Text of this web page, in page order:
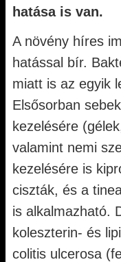
hatása is van.
A növény híres
hatással bír.
miatt is az egyik
Elsősorban
kezelésére
valamint nemi
kezelésére is
ciszták, és a
is alkalmazható.
koleszterin- és
colitis ulcerosa